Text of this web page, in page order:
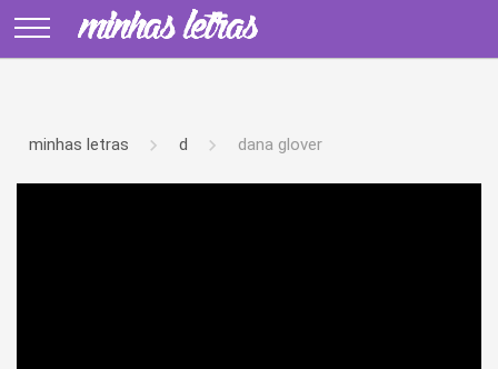
minhas letras d dana glover